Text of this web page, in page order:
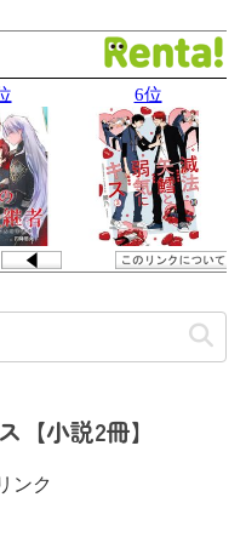
小説2冊】
ンク